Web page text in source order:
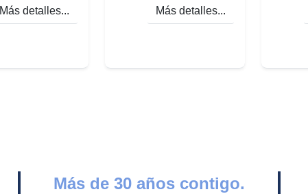
Más detalles... Más detalles...
Más de 30 años contigo.